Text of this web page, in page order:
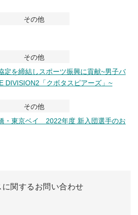
その他
その他
定を締結しスポーツ振興に貢献~男子バ
DIVISION2「クボタスピアーズ」~
その他
・東京ベイ 2022年度 新入団選手のお
関するお問い合わせ